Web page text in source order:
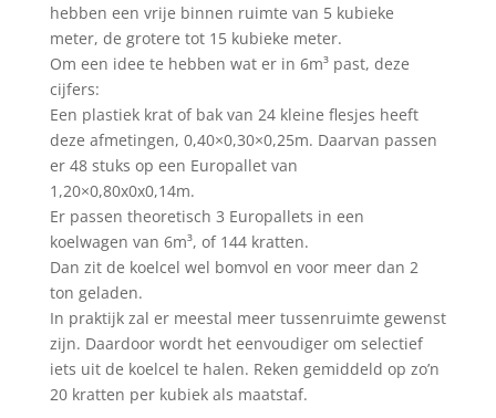
hebben een vrije binnen ruimte van 5 kubieke
meter, de grotere tot 15 kubieke meter.
Om een idee te hebben wat er in 6m³ past, deze
cijfers:
Een plastiek krat of bak van 24 kleine flesjes heeft
deze afmetingen, 0,40×0,30×0,25m. Daarvan passen
er 48 stuks op een Europallet van
1,20×0,80x0x0,14m.
Er passen theoretisch 3 Europallets in een
koelwagen van 6m³, of 144 kratten.
Dan zit de koelcel wel bomvol en voor meer dan 2
ton geladen.
In praktijk zal er meestal meer tussenruimte gewenst
zijn. Daardoor wordt het eenvoudiger om selectief
iets uit de koelcel te halen. Reken gemiddeld op zo’n
20 kratten per kubiek als maatstaf.